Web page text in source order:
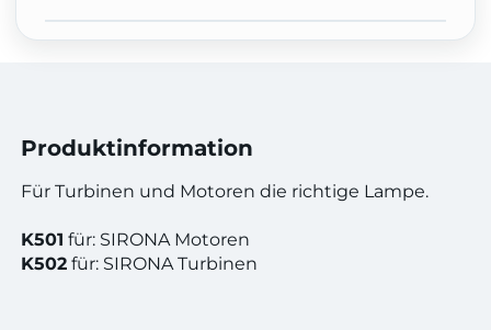
Produktinformation
Für Turbinen und Motoren die richtige Lampe.
K501 für: SIRONA Motoren
K502 für: SIRONA Turbinen